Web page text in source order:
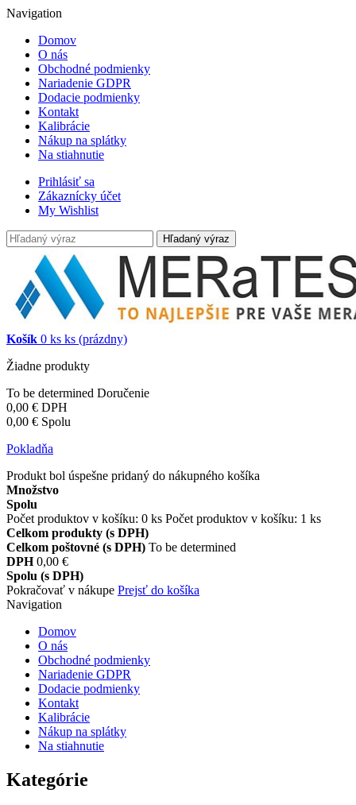
Navigation
Domov
O nás
Obchodné podmienky
Nariadenie GDPR
Dodacie podmienky
Kontakt
Kalibrácie
Nákup na splátky
Na stiahnutie
Prihlásiť sa
Zákaznícky účet
My Wishlist
Hľadaný výraz
Košík 0 ks ks (prázdny)
Žiadne produkty
To be determined Doručenie
0,00 € DPH
0,00 € Spolu
Pokladňa
Produkt bol úspešne pridaný do nákupného košíka
Množstvo
Spolu
Počet produktov v košíku: 0 ks Počet produktov v košíku: 1 ks
Celkom produkty (s DPH)
Celkom poštovné (s DPH) To be determined
DPH 0,00 €
Spolu (s DPH)
Pokračovať v nákupe Prejsť do košíka
Navigation
Domov
O nás
Obchodné podmienky
Nariadenie GDPR
Dodacie podmienky
Kontakt
Kalibrácie
Nákup na splátky
Na stiahnutie
Kategórie